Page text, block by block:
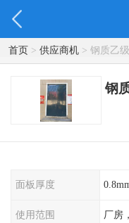
首页> 供应商机> 钢质乙
钢
面板厚度
使用范围 厂房